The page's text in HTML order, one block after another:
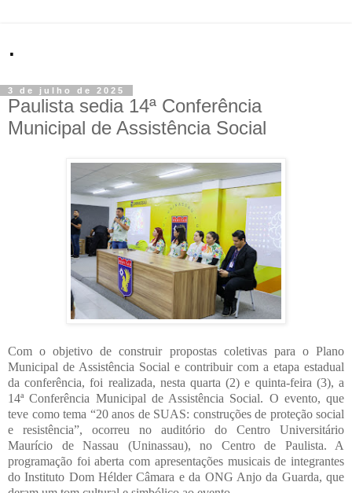
.
3 de julho de 2025
Paulista sedia 14ª Conferência
Municipal de Assistência Social
Com o objetivo de construir propostas coletivas para o Plano
Municipal de Assistência Social e contribuir com a etapa estadual
da conferência, foi realizada, nesta quarta (2) e quinta-feira (3), a
14ª Conferência Municipal de Assistência Social. O evento, que
teve como tema “20 anos de SUAS: construções de proteção social
e resistência”, ocorreu no auditório do Centro Universitário
Maurício de Nassau (Uninassau), no Centro de Paulista. A
programação foi aberta com apresentações musicais de integrantes
do Instituto Dom Hélder Câmara e da ONG Anjo da Guarda, que